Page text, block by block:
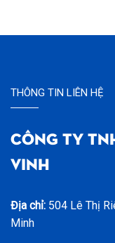
THÔNG TIN LIÊN HỆ
CÔNG TY
VINH
Địa chỉ: 504 Lê Thị
Minh